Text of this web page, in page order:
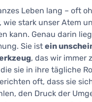
Leben lang – oft
wie stark unser Atem
kann. Genau darin
Sie ist ein
, das wir immer
sie in ihre tägliche
oft, dass sie
den Druck der